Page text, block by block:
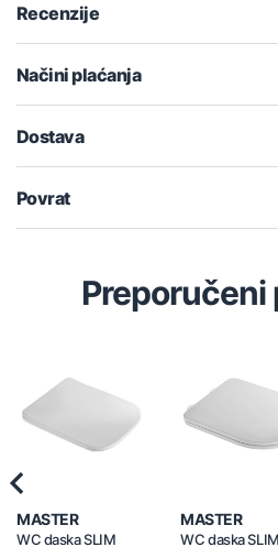
Recenzije
Načini plaćanja
Dostava
Povrat
Preporučeni
MASTER
WC daska SLIM
MASTER
WC daska SLIM